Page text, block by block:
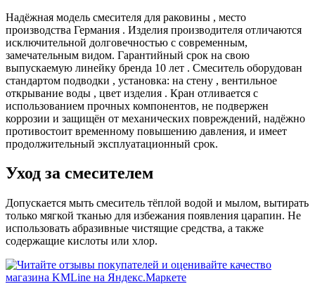
Надёжная модель смесителя для раковины , место
производства Германия . Изделия производителя отличаются
исключительной долговечностью с современным,
замечательным видом. Гарантийный срок на свою
выпускаемую линейку бренда 10 лет . Смеситель оборудован
стандартом подводки , установка: на стену , вентильное
открывание воды , цвет изделия . Кран отливается с
использованием прочных компонентов, не подвержен
коррозии и защищён от механических повреждений, надёжно
противостоит временному повышению давления, и имеет
продолжительный эксплуатационный срок.
Уход за смесителем
Допускается мыть смеситель тёплой водой и мылом, вытирать
только мягкой тканью для избежания появления царапин. Не
использовать абразивные чистящие средства, а также
содержащие кислоты или хлор.